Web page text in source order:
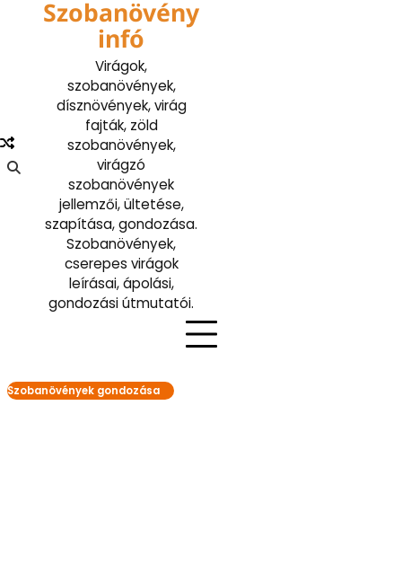
Szobanövény
infó
Virágok,
szobanövények,
dísznövények, virág
fajták, zöld
szobanövények,
virágzó
szobanövények
jellemzői, ültetése,
szapítása, gondozása.
Szobanövények,
cserepes virágok
leírásai, ápolási,
gondozási útmutatói.
Szobanövények gondozása